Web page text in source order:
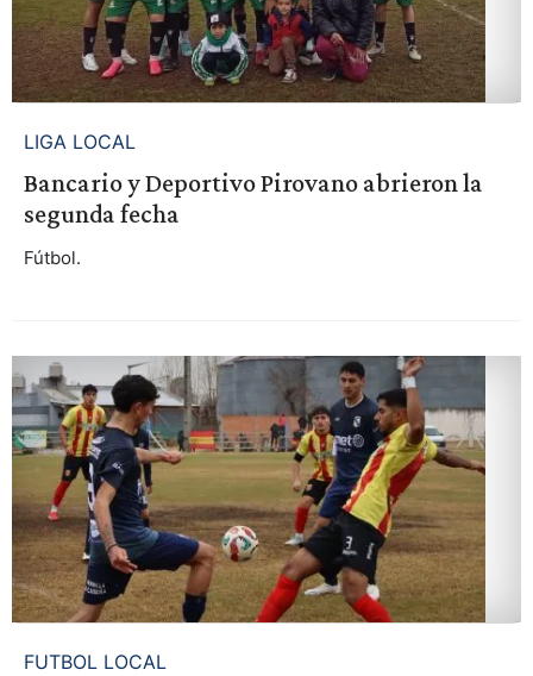
LIGA LOCAL
Bancario y Deportivo Pirovano abrieron la
segunda fecha
Fútbol.
FUTBOL LOCAL